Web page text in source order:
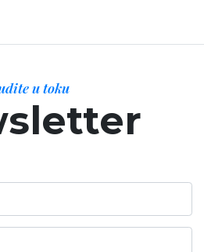
u toku